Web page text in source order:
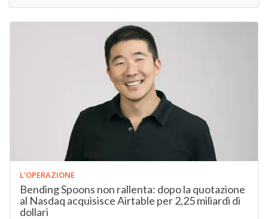
L'OPERAZIONE
Bending Spoons non rallenta: dopo la quotazione
al Nasdaq acquisisce Airtable per 2,25 miliardi di
dollari